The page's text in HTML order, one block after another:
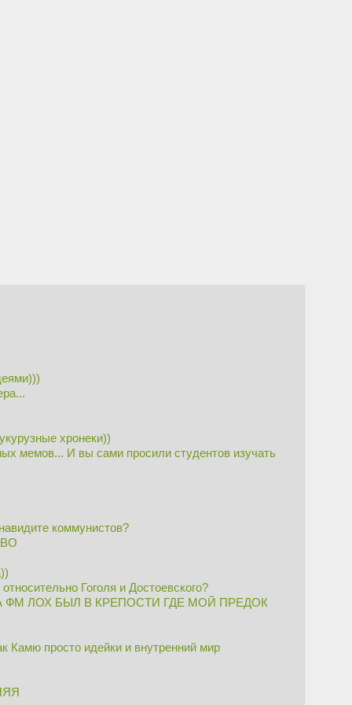
хронеки))
мемов... И вы сами просили студентов изучать
коммунистов?
Гоголя и Достоевского?
ФМ ЛОХ БЫЛ В КРЕПОСТИ ГДЕ МОЙ ПРЕДОК
Камю просто идейки и внутренний мир